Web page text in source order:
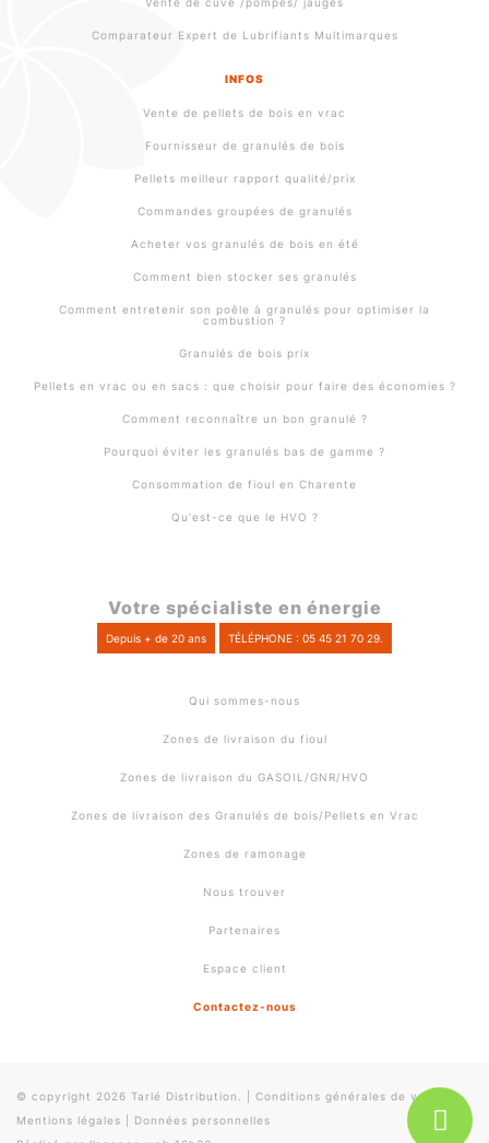
Comparateur Expert de Lubrifiants Multimarques
INFOS
Vente de pellets de bois en vrac
Fournisseur de granulés de bois
Pellets meilleur rapport qualité/prix
Commandes groupées de granulés
Acheter vos granulés de bois en été
Comment bien stocker ses granulés
Comment entretenir son poêle à granulés pour optimiser la
combustion ?
Granulés de bois prix
Pellets en vrac ou en sacs : que choisir pour faire des économies ?
Comment reconnaître un bon granulé ?
Pourquoi éviter les granulés bas de gamme ?
Consommation de fioul en Charente
Qu'est-ce que le HVO ?
Votre spécialiste en énergie
Depuis + de 20 ans TÉLÉPHONE : 05 45 21 70 29.
Qui sommes-nous
Zones de livraison du fioul
Zones de livraison du GASOIL/GNR/HVO
Zones de livraison des Granulés de bois/Pellets en Vrac
Zones de ramonage
Nous trouver
Partenaires
Espace client
Contactez-nous
© copyright 2026 Tarlé Distribution. Conditions générales de vente
|
Mentions légales
Données personnelles